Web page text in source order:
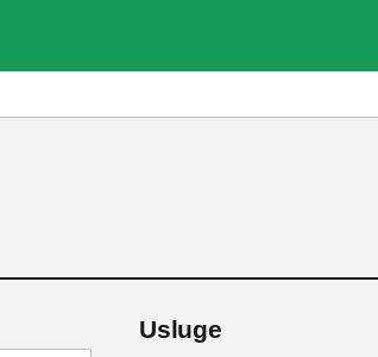
Usluge